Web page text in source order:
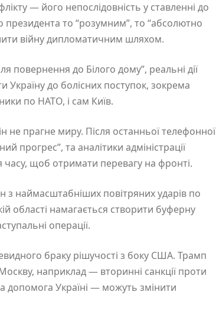
— його непослідовність у ставленні до
президента то “розумним”, то “абсолютно
війну дипломатичним шляхом.
повернення до Білого дому”, реальні дії
до болісних поступок, зокрема
по НАТО, і сам Київ.
прагне миру. Після останньої телефонної
прогрес”, та аналітики адміністрації
щоб отримати перевагу на фронті.
з наймасштабніших повітряних ударів по
області намагається створити буферну
операції.
браку рішучості з боку США. Трамп
наприклад — вторинні санкції проти
допомога Україні — можуть змінити